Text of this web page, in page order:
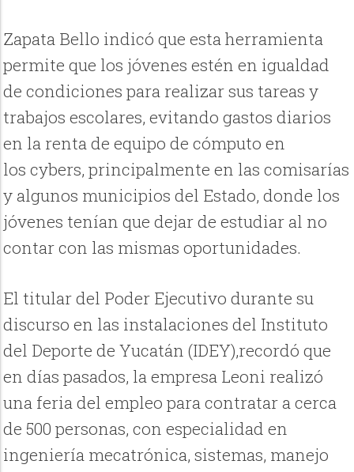
Zapata Bello indicó que esta herramienta
permite que los jóvenes estén en igualdad
de condiciones para realizar sus tareas y
trabajos escolares, evitando gastos diarios
en la renta de equipo de cómputo en
los cybers, principalmente en las comisarías
y algunos municipios del Estado, donde los
jóvenes tenían que dejar de estudiar al no
contar con las mismas oportunidades.
El titular del Poder Ejecutivo durante su
discurso en las instalaciones del Instituto
del Deporte de Yucatán (IDEY),recordó que
en días pasados, la empresa Leoni realizó
una feria del empleo para contratar a cerca
de 500 personas, con especialidad en
ingeniería mecatrónica, sistemas, manejo